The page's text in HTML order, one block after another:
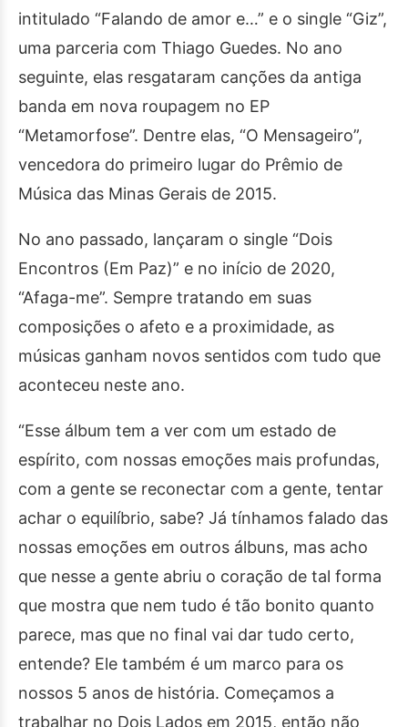
intitulado “Falando de amor e…” e o single “Giz”,
uma parceria com Thiago Guedes. No ano
seguinte, elas resgataram canções da antiga
banda em nova roupagem no EP
“Metamorfose”. Dentre elas, “O Mensageiro”,
vencedora do primeiro lugar do Prêmio de
Música das Minas Gerais de 2015.
No ano passado, lançaram o single “Dois
Encontros (Em Paz)” e no início de 2020,
“Afaga-me”. Sempre tratando em suas
composições o afeto e a proximidade, as
músicas ganham novos sentidos com tudo que
aconteceu neste ano.
“Esse álbum tem a ver com um estado de
espírito, com nossas emoções mais profundas,
com a gente se reconectar com a gente, tentar
achar o equilíbrio, sabe? Já tínhamos falado das
nossas emoções em outros álbuns, mas acho
que nesse a gente abriu o coração de tal forma
que mostra que nem tudo é tão bonito quanto
parece, mas que no final vai dar tudo certo,
entende? Ele também é um marco para os
nossos 5 anos de história. Começamos a
trabalhar no Dois Lados em 2015, então não